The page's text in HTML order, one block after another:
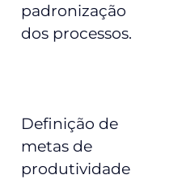
padronização
dos processos.
Definição de
metas de
produtividade